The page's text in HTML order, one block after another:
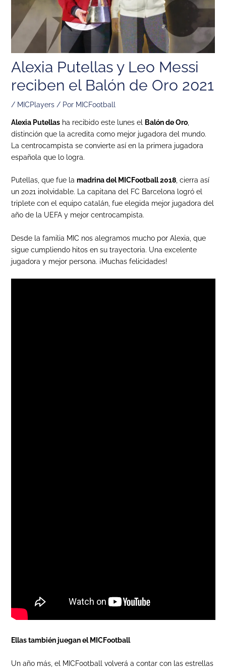
Alexia Putellas y Leo Messi
reciben el Balón de Oro 2021
/ MICPlayers/ Por MICFootball
Alexia Putellasha recibido este lunes el Balón de Oro,
distinción que la acredita como mejor jugadora del mundo.
La centrocampista se convierte así en la primera jugadora
española que lo logra.
Putellas, que fue la madrina del MICFootball 2018, cierra así
un 2021 inolvidable. La capitana del FC Barcelona logró el
triplete con el equipo catalán, fue elegida mejor jugadora del
año de la UEFA y mejor centrocampista.
Desde la familia MIC nos alegramos mucho por Alexia, que
sigue cumpliendo hitos en su trayectoria. Una excelente
jugadora y mejor persona. ¡Muchas felicidades!
Ellas también juegan el MICFootball
Un año más, el MICFootball volverá a contar con las estrellas